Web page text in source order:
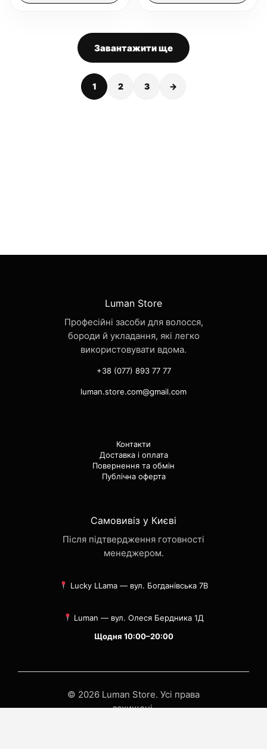
Завантажити ще
1 2 3 →
Luman Store
Професійні засоби для волосся,
бороди й укладання, які легко
використовувати вдома.
+38 (077) 893 77 77
luman.store.com@gmail.com
Контакти
Доставка і оплата
Повернення та обмін
Публічна оферта
Самовивіз у Києві
Після підтвердження готовності
менеджером.
Lucky LLama — вул. Богданівська 7В
Luman — вул. Олеся Бердника 1Д
Щодня 10:00–20:00
© 2026 Luman Store. Усі права
захищені.